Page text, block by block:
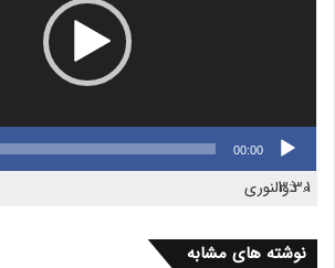
00:00
1. ذوالنوری
3:30
نوشته های مشابه